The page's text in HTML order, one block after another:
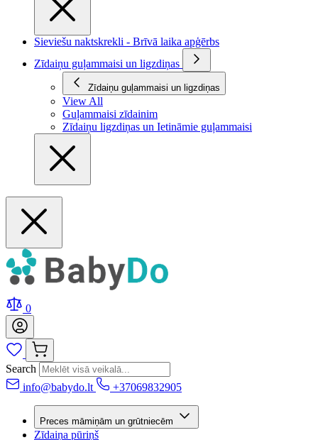
Sieviešu naktskrekli - Brīvā laika apģērbs
Zīdaiņu guļammaisi un ligzdiņas
Zīdaiņu guļammaisi un ligzdiņas
View All
Guļammaisi zīdainim
Zīdaiņu ligzdiņas un Ietināmie guļammaisi
0
Search
info@babydo.lt
+37069832905
Preces māmiņām un grūtniecēm
Zīdaiņa pūriņš